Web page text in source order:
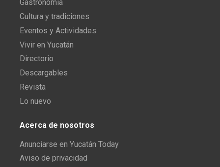
Gastronomía
Cultura y tradiciones
Eventos y Actividades
Vivir en Yucatán
Directorio
Descargables
Revista
Lo nuevo
Acerca de nosotros
Anunciarse en Yucatán Today
Aviso de privacidad